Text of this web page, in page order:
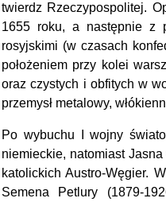
twierdz Rzeczypospolitej.
1655 roku, a następnie z
rosyjskimi (w czasach
położeniem przy kolei
oraz czystych i obfitych w
przemysł metalowy,
Po wybuchu I wojny
niemieckie, natomiast
katolickich Austro-Węgier.
Semena Petlury (1879-